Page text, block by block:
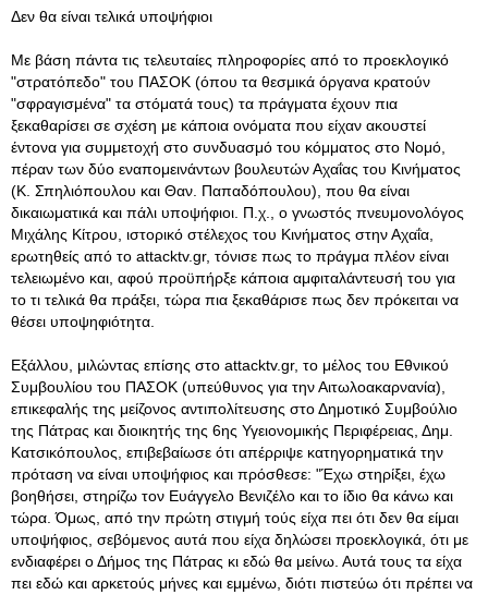
Δεν θα είναι τελικά υποψήφιοι
Με βάση πάντα τις τελευταίες πληροφορίες από το προεκλογικό
"στρατόπεδο" του ΠΑΣΟΚ (όπου τα θεσμικά όργανα κρατούν
"σφραγισμένα" τα στόματά τους) τα πράγματα έχουν πια
ξεκαθαρίσει σε σχέση με κάποια ονόματα που είχαν ακουστεί
έντονα για συμμετοχή στο συνδυασμό του κόμματος στο Νομό,
πέραν των δύο εναπομεινάντων βουλευτών Αχαΐας του Κινήματος
(Κ. Σπηλιόπουλου και Θαν. Παπαδόπουλου), που θα είναι
δικαιωματικά και πάλι υποψήφιοι. Π.χ., ο γνωστός πνευμονολόγος
Μιχάλης Κίτρου, ιστορικό στέλεχος του Κινήματος στην Αχαΐα,
ερωτηθείς από το attacktv.gr, τόνισε πως το πράγμα πλέον είναι
τελειωμένο και, αφού προϋπήρξε κάποια αμφιταλάντευσή του για
το τι τελικά θα πράξει, τώρα πια ξεκαθάρισε πως δεν πρόκειται να
θέσει υποψηφιότητα.
Εξάλλου, μιλώντας επίσης στο attacktv.gr, το μέλος του Εθνικού
Συμβουλίου του ΠΑΣΟΚ (υπεύθυνος για την Αιτωλοακαρνανία),
επικεφαλής της μείζονος αντιπολίτευσης στο Δημοτικό Συμβούλιο
της Πάτρας και διοικητής της 6ης Υγειονομικής Περιφέρειας, Δημ.
Κατσικόπουλος, επιβεβαίωσε ότι απέρριψε κατηγορηματικά την
πρόταση να είναι υποψήφιος και πρόσθεσε: "Έχω στηρίξει, έχω
βοηθήσει, στηρίζω τον Ευάγγελο Βενιζέλο και το ίδιο θα κάνω και
τώρα. Όμως, από την πρώτη στιγμή τούς είχα πει ότι δεν θα είμαι
υποψήφιος, σεβόμενος αυτά που είχα δηλώσει προεκλογικά, ότι με
ενδιαφέρει ο Δήμος της Πάτρας κι εδώ θα μείνω. Αυτά τους τα είχα
πει εδώ και αρκετούς μήνες και εμμένω, διότι πιστεύω ότι πρέπει να